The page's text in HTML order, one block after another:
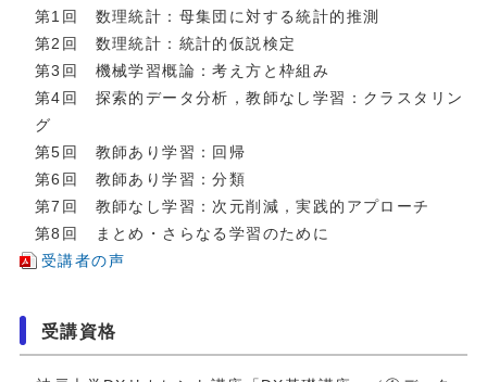
第1回 数理統計：母集団に対する統計的推測
第2回 数理統計：統計的仮説検定
第3回 機械学習概論：考え方と枠組み
第4回 探索的データ分析，教師なし学習：クラスタリン
グ
第5回 教師あり学習：回帰
第6回 教師あり学習：分類
第7回 教師なし学習：次元削減，実践的アプローチ
第8回 まとめ・さらなる学習のために
受講者の声
受講資格